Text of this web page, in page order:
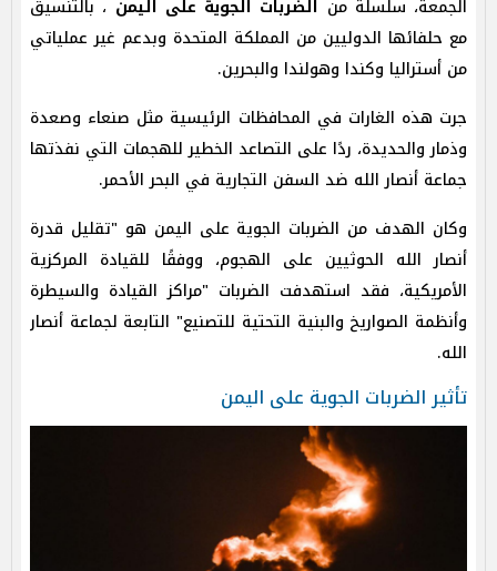
الجمعة، سلسلة من الضربات الجوية على اليمن ، بالتنسيق
مع حلفائها الدوليين من المملكة المتحدة وبدعم غير عملياتي
من أستراليا وكندا وهولندا والبحرين.
جرت هذه الغارات في المحافظات الرئيسية مثل صنعاء وصعدة
وذمار والحديدة، ردًا على التصاعد الخطير للهجمات التي نفذتها
جماعة أنصار الله ضد السفن التجارية في البحر الأحمر.
وكان الهدف من الضربات الجوية على اليمن هو "تقليل قدرة
أنصار الله الحوثيين على الهجوم، ووفقًا للقيادة المركزية
الأمريكية، فقد استهدفت الضربات "مراكز القيادة والسيطرة
وأنظمة الصواريخ والبنية التحتية للتصنيع" التابعة لجماعة أنصار
الله.
تأثير الضربات الجوية على اليمن